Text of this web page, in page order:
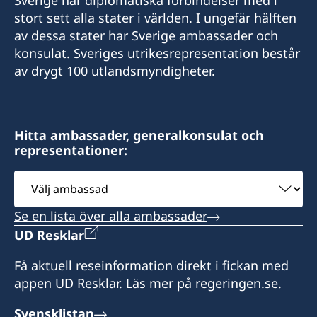
consuladosueciacartagena@gmail.com
Besöksadress: Sociedad Portuaria de Cartagena
S.A., Barrio Manga, Terminal Maritimo,
Öppettider: måndag-fredag 09:00-11:00 genom
tidsbokning via e-post
Konsul:
Manuel Giovanni Benedetti Rodriguez
E-post:
consulsueciamed@gmail.com
Besöksadress: Consulado de Suecia, Carrera
Öppettider: måndag, onsdag och torsdag
09.00-12.00, samt
tisdag och fredag genom tidsbokning
Konsul:
Camila Platin
stort sett alla stater i världen. I ungefär hälften
av dessa stater har Sverige ambassader och
konsulat. Sveriges utrikesrepresentation består
av drygt 100 utlandsmyndigheter.
Hitta ambassader, generalkonsulat och
representationer:
Välj
ambassad
Se en lista över alla ambassader
UD Resklar
Få aktuell reseinformation direkt i fickan med
appen UD Resklar. Läs mer på regeringen.se.
Svensklistan